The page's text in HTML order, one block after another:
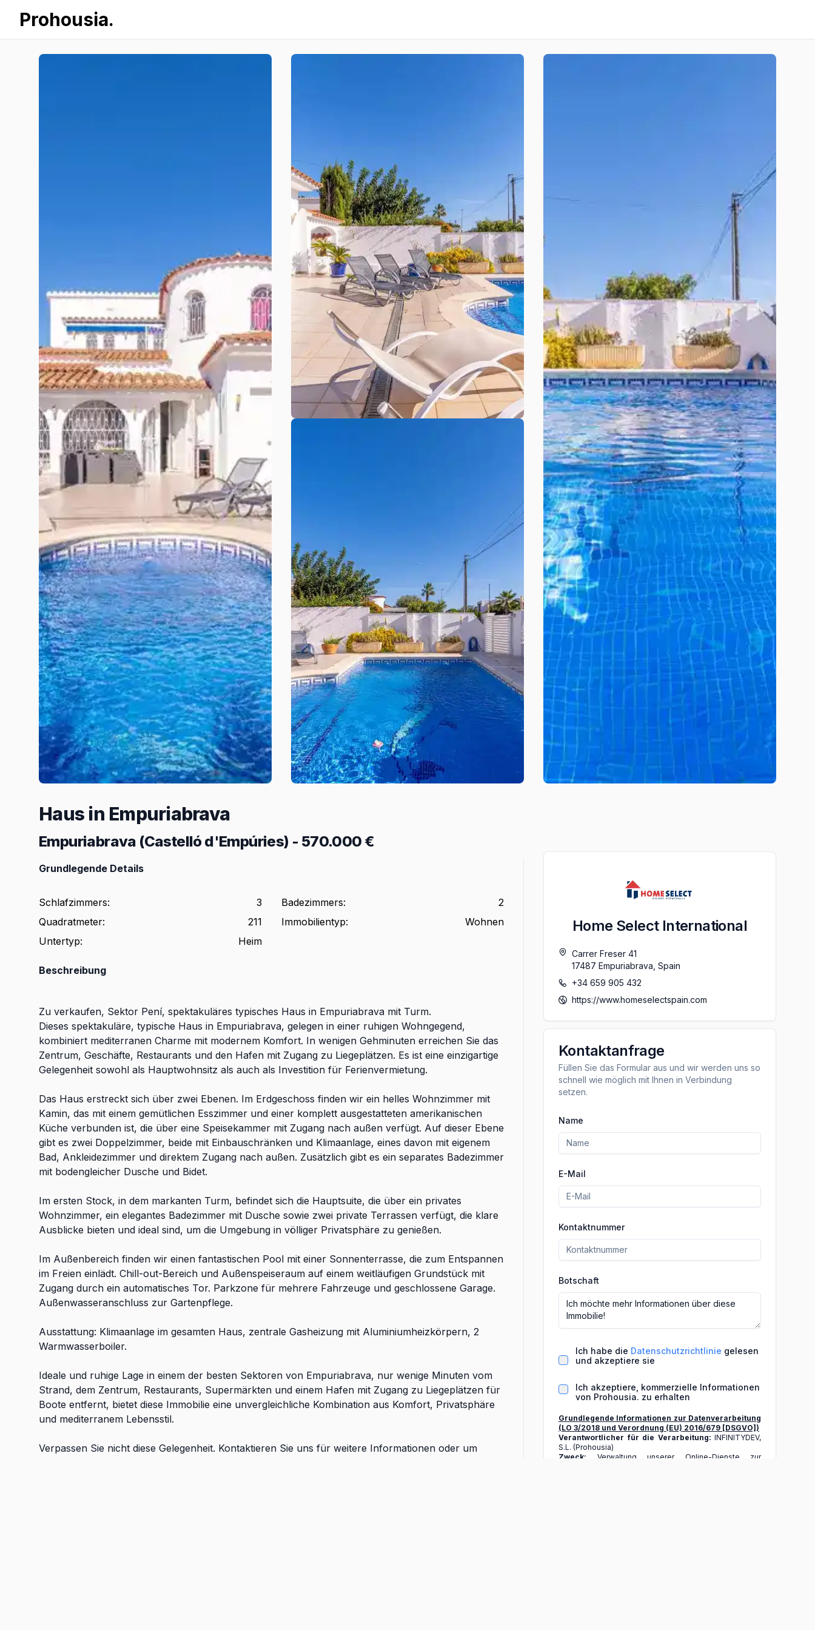
Prohousia.
Haus in Empuriabrava
Empuriabrava (Castelló d'Empúries) - 570.000 €
Grundlegende Details
Schlafzimmers: 3 Badezimmers:
2
Quadratmeter: 211 Immobilientyp:
Wohnen
Untertyp: Heim
Beschreibung
Zu verkaufen, Sektor Pení, spektakuläres typisches Haus in Empuriabrava mit Turm.
Dieses spektakuläre, typische Haus in Empuriabrava, gelegen in einer ruhigen Wohngegend,
kombiniert mediterranen Charme mit modernem Komfort. In wenigen Gehminuten erreichen Sie das
Zentrum, Geschäfte, Restaurants und den Hafen mit Zugang zu Liegeplätzen. Es ist eine einzigartige
Gelegenheit sowohl als Hauptwohnsitz als auch als Investition für Ferienvermietung.
Das Haus erstreckt sich über zwei Ebenen. Im Erdgeschoss finden wir ein helles Wohnzimmer mit
Kamin, das mit einem gemütlichen Esszimmer und einer komplett ausgestatteten amerikanischen
Küche verbunden ist, die über eine Speisekammer mit Zugang nach außen verfügt. Auf dieser Ebene
gibt es zwei Doppelzimmer, beide mit Einbauschränken und Klimaanlage, eines davon mit eigenem
Bad, Ankleidezimmer und direktem Zugang nach außen. Zusätzlich gibt es ein separates Badezimmer
mit bodengleicher Dusche und Bidet.
Im ersten Stock, in dem markanten Turm, befindet sich die Hauptsuite, die über ein privates
Wohnzimmer, ein elegantes Badezimmer mit Dusche sowie zwei private Terrassen verfügt, die klare
Ausblicke bieten und ideal sind, um die Umgebung in völliger Privatsphäre zu genießen.
Im Außenbereich finden wir einen fantastischen Pool mit einer Sonnenterrasse, die zum Entspannen
im Freien einlädt. Chill-out-Bereich und Außenspeiseraum auf einem weitläufigen Grundstück mit
Zugang durch ein automatisches Tor. Parkzone für mehrere Fahrzeuge und geschlossene Garage.
Außenwasseranschluss zur Gartenpflege.
Ausstattung: Klimaanlage im gesamten Haus, zentrale Gasheizung mit Aluminiumheizkörpern, 2
Warmwasserboiler.
Ideale und ruhige Lage in einem der besten Sektoren von Empuriabrava, nur wenige Minuten vom
Strand, dem Zentrum, Restaurants, Supermärkten und einem Hafen mit Zugang zu Liegeplätzen für
Boote entfernt, bietet diese Immobilie eine unvergleichliche Kombination aus Komfort, Privatsphäre
und mediterranem Lebensstil.
Verpassen Sie nicht diese Gelegenheit. Kontaktieren Sie uns für weitere Informationen oder um
Home Select International
Carrer Freser 41
17487 Empuriabrava Spain
+34 659 905 432
https://www.homeselectspain.com
Kontaktanfrage
Füllen Sie das Formular aus und wir werden uns so
schnell wie möglich mit Ihnen in Verbindung
setzen.
Name
E-Mail
Kontaktnummer
Botschaft
Ich habe die Datenschutzrichtlinie gelesen
und akzeptiere sie
Ich akzeptiere, kommerzielle Informationen
von Prohousia. zu erhalten
Grundlegende Informationen zur Datenverarbeitung
(LO 3/2018 und Verordnung (EU) 2016/679 [DSGVO])
Verantwortlicher für die Verarbeitung: INFINITYDEV,
S.L. (Prohousia)
Zweck: Verwaltung unserer Online-Dienste zur